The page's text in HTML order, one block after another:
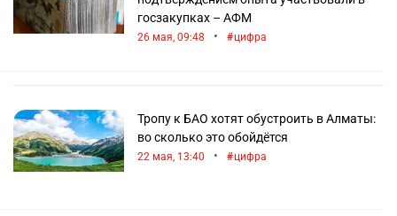
госзакупках – АФМ
26 мая, 09:48 • цифра
Тропу к БАО хотят обустроить в Алматы:
во сколько это обойдётся
22 мая, 13:40 • цифра